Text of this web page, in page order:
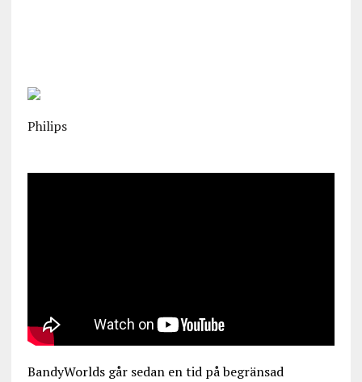
Philips
BandyWorlds går sedan en tid på begränsad